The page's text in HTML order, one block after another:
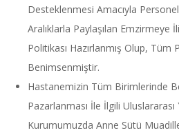
Desteklenmesi Amacıyla
Aralıklarla Paylaşılan Emzirmeye
Politikası Hazırlanmış Olup, Tüm
Benimsenmiştir.
Hastanemizin Tüm Birimlerinde
Pazarlanması İle İlgili
Kurumumuzda Anne Sütü